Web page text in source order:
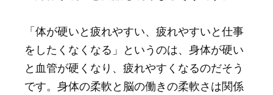
「体が硬いと疲れやすい、疲れやすいと仕事
をしたくなくなる」というのは、身体が硬い
と血管が硬くなり、疲れやすくなるのだそう
です。身体の柔軟と脳の働きの柔軟さは関係